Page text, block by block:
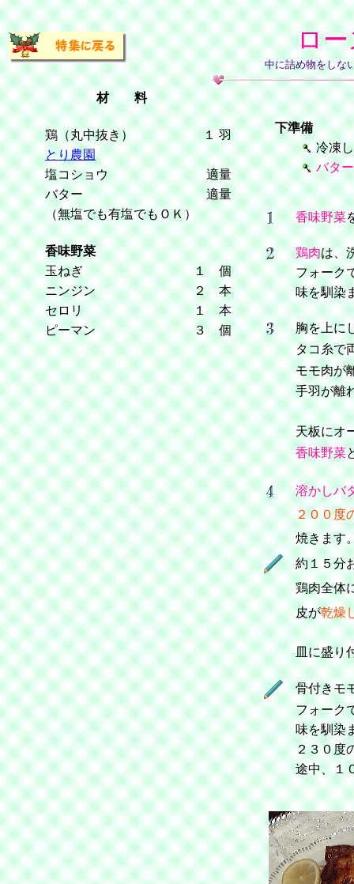
ロ
中に詰め物をしな
材 料
鶏（丸中抜き）
１ 羽
とり農園
塩コショウ
適量
バター
適量
（無塩でも有塩でもＯＫ）
香味野菜
玉ねぎ
１ 個
ニンジン
２ 本
セロリ
１ 本
ピーマン
３ 個
下準備
冷凍
バター
香味野菜
鶏肉は、
フォーク
味を馴染
胸を上に
タコ糸で
モモ肉が
手羽が離
天板にオ
香味野菜
溶かしバ
２００度
焼きます
約１５分
鶏肉全体
皮が乾燥
皿に盛り
骨付きモ
フォーク
味を馴染
２３０度
途中、１